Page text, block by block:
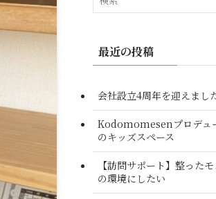
最近の投稿
会社設立4周年を迎えまし
Kodomomesenプロデュ
のキッズスペース
【訪問サポート】整った
の環境にしたい